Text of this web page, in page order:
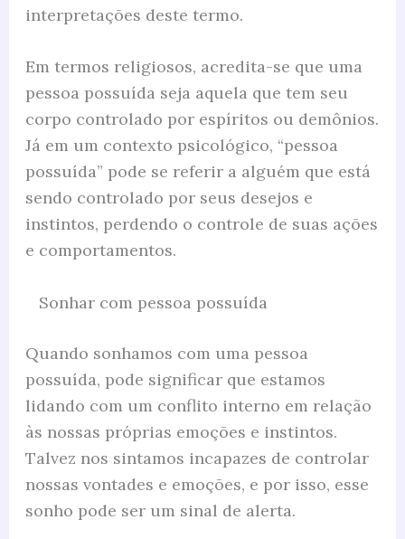
interpretações deste termo.
Em termos religiosos, acredita-se que uma
pessoa possuída seja aquela que tem seu
corpo controlado por espíritos ou demônios.
Já em um contexto psicológico, “pessoa
possuída” pode se referir a alguém que está
sendo controlado por seus desejos e
instintos, perdendo o controle de suas ações
e comportamentos.
Sonhar com pessoa possuída
Quando sonhamos com uma pessoa
possuída, pode significar que estamos
lidando com um conflito interno em relação
às nossas próprias emoções e instintos.
Talvez nos sintamos incapazes de controlar
nossas vontades e emoções, e por isso, esse
sonho pode ser um sinal de alerta.